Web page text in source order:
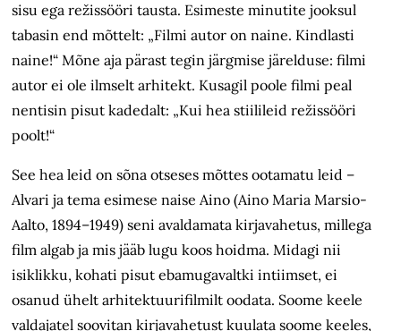
sisu ega režissööri tausta. Esimeste minutite jooksul
tabasin end mõttelt: „Filmi autor on naine. Kindlasti
naine!“ Mõne aja pärast tegin järgmise järelduse: filmi
autor ei ole ilmselt arhitekt. Kusagil poole filmi peal
nentisin pisut kadedalt: „Kui hea stiilileid režissööri
poolt!“
See hea leid on sõna otseses mõttes ootamatu leid –
Alvari ja tema esimese naise Aino (Aino Maria Marsio-
Aalto, 1894–1949) seni avaldamata kirjavahetus, millega
film algab ja mis jääb lugu koos hoidma. Midagi nii
isiklikku, kohati pisut ebamugavaltki intiimset, ei
osanud ühelt arhitektuurifilmilt oodata. Soome keele
valdajatel soovitan kirjavahetust kuulata soome keeles,